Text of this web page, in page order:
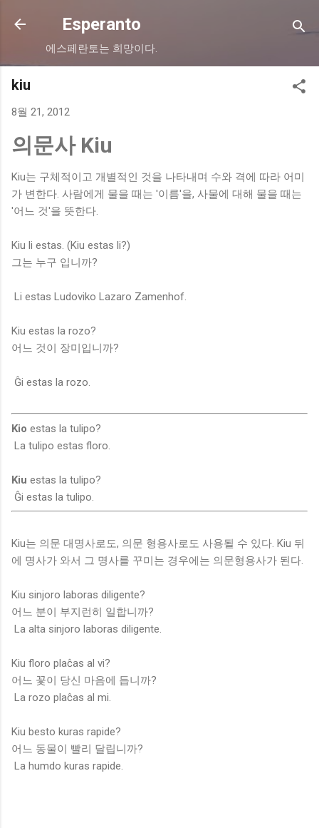
기본 콘텐츠로 건너뛰기
Esperanto
에스페란토는 희망이다.
kiu
8월 21, 2012
의문사 Kiu
Kiu는 구체적이고 개별적인 것을 나타내며 수와 격에 따라 어미
가 변한다. 사람에게 물을 때는 '이름'을, 사물에 대해 물을 때는
'어느 것'을 뜻한다.
Kiu li estas. (Kiu estas li?)
그는 누구 입니까?
Li estas Ludoviko Lazaro Zamenhof.
Kiu estas la rozo?
어느 것이 장미입니까?
Ĝi estas la rozo.
Kio estas la tulipo?
La tulipo estas floro.
Kiu estas la tulipo?
Ĝi estas la tulipo.
Kiu는 의문 대명사로도, 의문 형용사로도 사용될 수 있다. Kiu 뒤
에 명사가 와서 그 명사를 꾸미는 경우에는 의문형용사가 된다.
Kiu sinjoro laboras diligente?
어느 분이 부지런히 일합니까?
La alta sinjoro laboras diligente.
Kiu floro plaĉas al vi?
어느 꽃이 당신 마음에 듭니까?
La rozo plaĉas al mi.
Kiu besto kuras rapide?
어느 동물이 빨리 달립니까?
La humdo kuras rapide.